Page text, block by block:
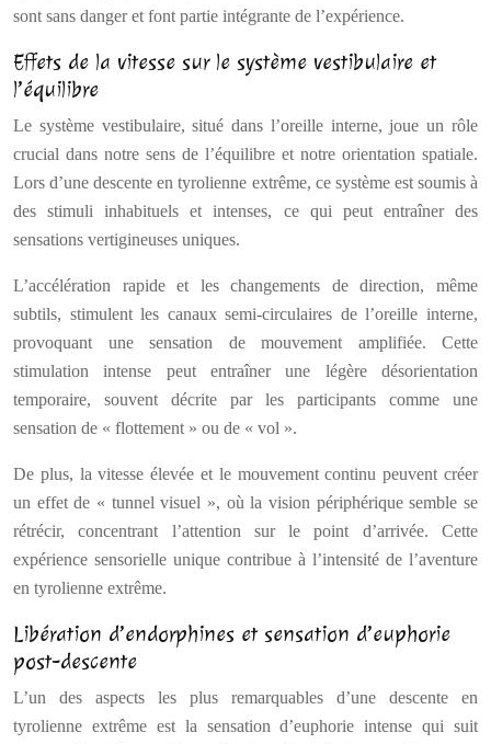
sont sans danger et font partie intégrante de l’expérience.
Effets de la vitesse sur le système vestibulaire et
l’équilibre
Le système vestibulaire, situé dans l’oreille interne, joue un rôle
crucial dans notre sens de l’équilibre et notre orientation spatiale.
Lors d’une descente en tyrolienne extrême, ce système est soumis à
des stimuli inhabituels et intenses, ce qui peut entraîner des
sensations vertigineuses uniques.
L’accélération rapide et les changements de direction, même
subtils, stimulent les canaux semi-circulaires de l’oreille interne,
provoquant une sensation de mouvement amplifiée. Cette
stimulation intense peut entraîner une légère désorientation
temporaire, souvent décrite par les participants comme une
sensation de « flottement » ou de « vol ».
De plus, la vitesse élevée et le mouvement continu peuvent créer
un effet de « tunnel visuel », où la vision périphérique semble se
rétrécir, concentrant l’attention sur le point d’arrivée. Cette
expérience sensorielle unique contribue à l’intensité de l’aventure
en tyrolienne extrême.
Libération d’endorphines et sensation d’euphorie
post-descente
L’un des aspects les plus remarquables d’une descente en
tyrolienne extrême est la sensation d’euphorie intense qui suit